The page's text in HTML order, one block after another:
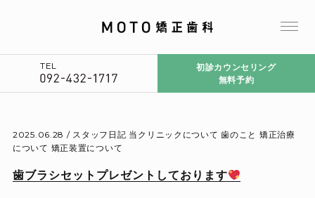
TEL
初診カウンセリング
無料予約
2025.06.28 / スタッフ日記 当クリニックについて 歯のこと 矯正治療
について 矯正装置について
歯ブラシセットプレゼントしております